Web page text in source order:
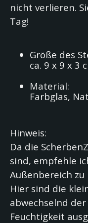
nicht verlieren.
Tag!
Größe des
ca. 9 x 9 x 3
Material:
Farbglas,
Hinweis:
Da die
sind, empfehle
Außenbereich
Hier sind die
abwechselnd
Feuchtigkeit